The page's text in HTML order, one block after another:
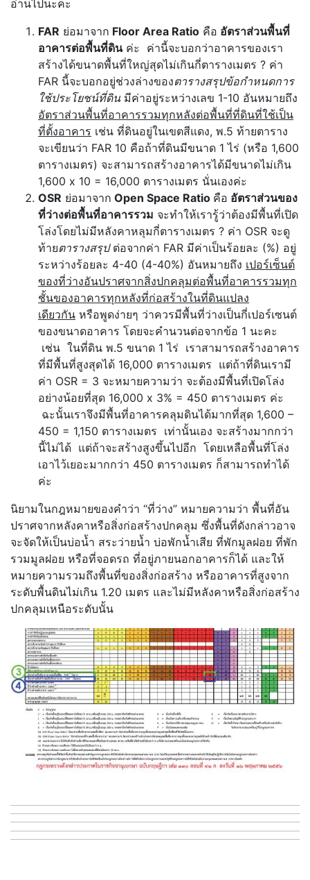
อ่านไปนะคะ
FAR ย่อมาจาก Floor Area Ratio คือ อัตราส่วนพื้นที่
อาคารต่อพื้นที่ดินค่ะ ค่านี้จะบอกว่าอาคารของเรา
สร้างได้ขนาดพื้นที่ใหญ่สุดไม่เกินกี่ตารางเมตร ? ค่า
FAR นี้จะบอกอยู่ช่วงล่างของตารางสรุปข้อกำหนดการ
ใช้ประโยชน์ที่ดิน มีค่าอยู่ระหว่างเลข 1-10 อันหมายถึง
อัตราส่วนพื้นที่อาคารรวมทุกหลังต่อพื้นที่ที่ดินที่ใช้เป็น
ที่ตั้งอาคาร เช่น ที่ดินอยู่ในเขตสีแดง, พ.5 ท้ายตาราง
จะเขียนว่า FAR 10 คือถ้าที่ดินมีขนาด 1 ไร่ (หรือ 1,600
ตารางเมตร) จะสามารถสร้างอาคารได้มีขนาดไม่เกิน
1,600 x 10 = 16,000 ตารางเมตร นั่นเองค่ะ
OSR ย่อมาจาก Open Space Ratio คือ อัตราส่วนของ
ที่ว่างต่อพื้นที่อาคารรวม จะทำให้เรารู้ว่าต้องมีพื้นที่เปิด
โล่งโดยไม่มีหลังคาหลุมกี่ตารางเมตร ? ค่า OSR จะดู
ท้ายตารางสรุป ต่อจากค่า FAR มีค่าเป็นร้อยละ (%) อยู่
ระหว่างร้อยละ 4-40 (4-40%) อันหมายถึง เปอร์เซ็นต์
ของที่ว่างอันปราศจากสิ่งปกคลุมต่อพื้นที่อาคารรวมทุก
ชั้นของอาคารทุกหลังที่ก่อสร้างในที่ดินแปลง
เดียวกัน หรือพูดง่ายๆ ว่าควรมีพื้นที่ว่างเป็นกี่เปอร์เซนต์
ของขนาดอาคาร โดยจะคำนวนต่อจากข้อ 1 นะคะ
เช่น ในที่ดิน พ.5 ขนาด 1 ไร่ เราสามารถสร้างอาคาร
ที่มีพื้นที่สูงสุดได้ 16,000 ตารางเมตร แต่ถ้าที่ดินเรามี
ค่า OSR = 3 จะหมายความว่า จะต้องมีพื้นที่เปิดโล่ง
อย่างน้อยที่สุด 16,000 x 3% = 450 ตารางเมตร ค่ะ
ฉะนั้นเราจึงมีพื้นที่อาคารคลุมดินได้มากที่สุด 1,600 –
450 = 1,150 ตารางเมตร เท่านั้นเอง จะสร้างมากกว่า
นี้ไม่ได้ แต่ถ้าจะสร้างสูงขึ้นไปอีก โดยเหลือพื้นที่โล่ง
เอาไว้เยอะมากกว่า 450 ตารางเมตร ก็สามารถทำได้
ค่ะ
นิยามในกฎหมายของคำว่า “ที่ว่าง” หมายความว่า พื้นที่อัน
ปราศจากหลังคาหรือสิ่งก่อสร้างปกคลุม ซึ่งพื้นที่ดังกล่าวอาจ
จะจัดให้เป็นบ่อนํ้า สระว่ายนํ้า บ่อพักนํ้าเสีย ที่พักมูลฝอย ที่พัก
รวมมูลฝอย หรือที่จอดรถ ที่อยู่ภายนอกอาคารก็ได้ และให้
หมายความรวมถึงพื้นที่ของสิ่งก่อสร้าง หรืออาคารที่สูงจาก
ระดับพื้นดินไม่เกิน 1.20 เมตร และไม่มีหลังคาหรือสิ่งก่อสร้าง
ปกคลุมเหนือระดับนั้น